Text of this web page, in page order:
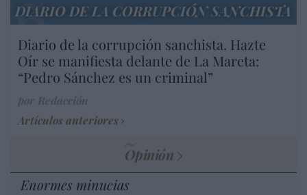
DIARIO DE LA CORRUPCIÓN SANCHISTA
Diario de la corrupción sanchista. Hazte
Oír se manifiesta delante de La Mareta:
“Pedro Sánchez es un criminal”
Artículos anteriores
Opinión
Enormes minucias